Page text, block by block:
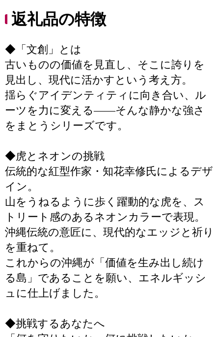
返礼品の特徴
◆「文創」とは
古いものの価値を見直し、そこに誇りを
見出し、現代に活かすという考え方。
揺らぐアイデンティティに向き合い、ル
ーツを力に変える――そんな静かな強さ
をまとうシリーズです。
◆虎とネオンの挑戦
伝統的な紅型作家・知花幸修氏によるデザ
イン。
山をうねるように歩く躍動的な虎を、ス
トリート感のあるネオンカラーで表現。
沖縄伝統の意匠に、現代的なエッジと祈り
を重ねて。
これからの沖縄が「価値を生み出し続け
る島」であることを願い、エネルギッシ
ュに仕上げました。
◆挑戦するあなたへ